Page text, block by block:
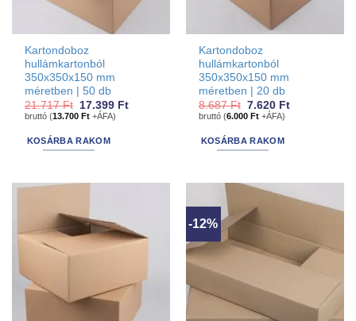
Kartondoboz
hullámkartonból
350x350x150 mm
méretben | 50 db
21.717Ft Original
price
21.717 Ft.
17.399 FtCurrent
bruttó (13.700Ft +ÁFA)
KOSÁRBA RAKOM
Kartondoboz
hullámkartonból
350x350x150 mm
méretben | 20 db
8.687Ft Original
price
8.687 Ft.
7.620 FtCurrent
bruttó (6.000Ft +ÁFA)
KOSÁRBA RAKOM
-12%